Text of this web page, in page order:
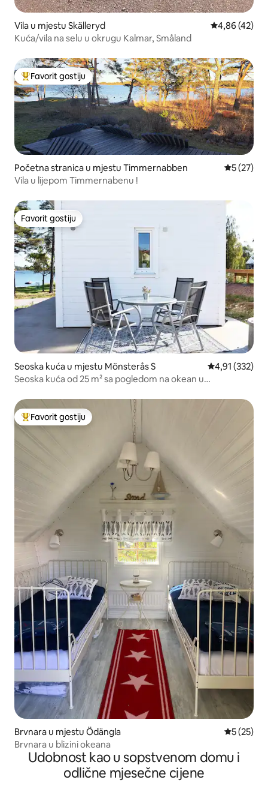
Vila u mjestu Skälleryd prosječna
4,86 (42)
Kuća/vila na selu u okrugu Kalmar, Småland
Glavni favorit gostiju
Favorit gostiju
Početna stranica u mjestu Timmernabben prosječna
5 (27)
Vila u lijepom Timmernabenu !
Favorit gostiju
Favorit gostiju
Seoska kuća u mjestu Mönsterås S prosječna
4,91 (332)
Seoska kuća od 25 m² sa pogledom na okean u
Glavni favorit gostiju
Favorit gostiju
Brvnara u mjestu Ödängla prosječna
5 (25)
Brvnara u blizini okeana
Udobnost kao u sopstvenom domu i
odlične mjesečne cijene